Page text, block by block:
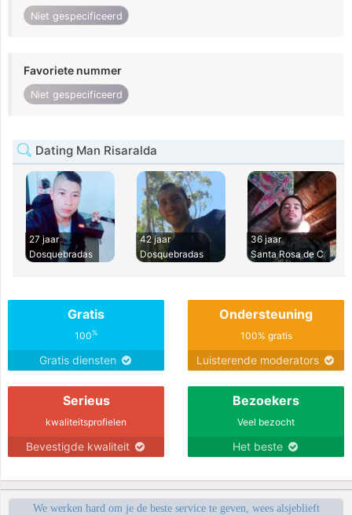
Niet gespecificeerd
Favoriete nummer
Niet gespecificeerd
Dating Man Risaralda
27 jaar
Dosquebradas
42 jaar
Dosquebradas
36 jaar
Santa Rosa de C
Gratis
100%
Gratis diensten
Ondersteuning
100% gratis
Luisterende moderators
Serieus
kwaliteitsprofielen
Bevestigde kwaliteit
Bezoekers
Veel bezocht
Het beste
We werken hard om je de beste service te geven, wees alsjeblieft